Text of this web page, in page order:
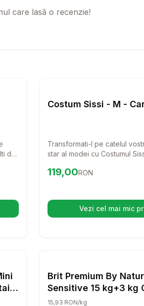
care lasă o recenzie!
de
o filă nouă)
Costum Sissi - M -
Transformati-l pe catelul
star al modei cu Costumul
stil chic, ideal pentru zilele
Preț:119.00
119,00RON
Vezi cel mai mic
(se
Caini
Brit Premium By
Sensitive 15 kg+3 kg
15,93 RON/kg